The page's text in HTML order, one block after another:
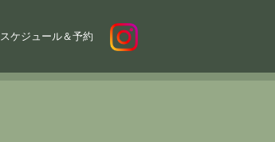
スケジュール＆予約